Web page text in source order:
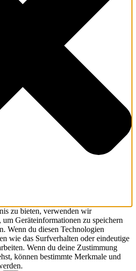
zu bieten, verwenden wir
Geräteinformationen zu speichern
Wenn du diesen Technologien
wie das Surfverhalten oder eindeutige
Wenn du deine Zustimmung
können bestimmte Merkmale und